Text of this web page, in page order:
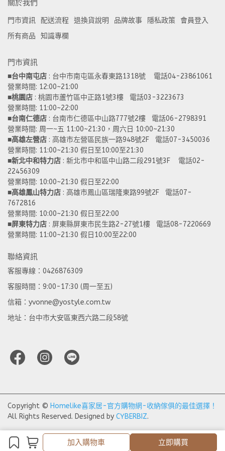
加入購物車 立即購買
關於我們
門市資訊 配送流程 退換貨說明 品牌故事 隱私政策
會員登入
所有商品
知識專欄
門市資訊
■台中南屯店 : 台中市南屯區永春東路1318號    電話04-23861061
營業時間: 12:00~21:00
■桃園店 : 桃園市蘆竹區中正路1號3樓   電話03-3223673
營業時間: 11:00~22:00
■台南仁德店 : 台南市仁德區中山路777號2樓   電話06-2798391
營業時間: 周一~五 11:00~21:30，周六日 10:00~21:30
■高雄左營店 : 高雄市左營區民族一路948號2F   電話07-3450036
營業時間: 11:00~21:30 假日至10:00至21:30
■新北中和特力店 : 新北市中和區中山路二段291號3F    電話02-
22456309
營業時間: 10:00~21:30 假日至22:00
■高雄鳳山特力店 : 高雄市鳳山區瑞隆東路99號2F   電話07-
7672816
營業時間: 10:00~21:30 假日至22:00
■屏東特力店 : 屏東縣屏東市民生路2-27號1樓   電話08-7220669
營業時間: 11:00~21:30 假日10:00至22:00
聯絡資訊
客服專線：0426876309
客服時間：9:00-17:30 (周一至五)
信箱：yvonne@yostyle.com.tw
地址：台中市大安區東西六路二段58號
Copyright © Homelike喜家居-官方購物網-收納傢俱的最佳選擇！
All Rights Reserved. Designed by CYBERBIZ.